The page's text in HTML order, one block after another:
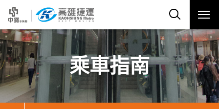
乘車指南